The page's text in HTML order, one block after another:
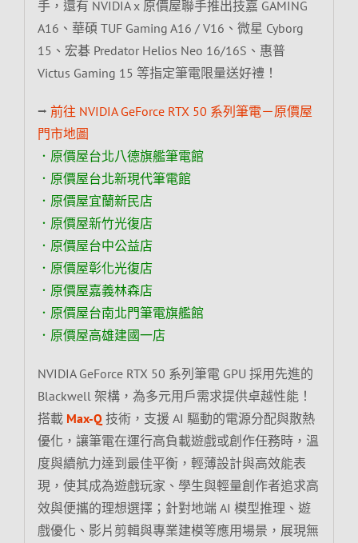
手，還有 NVIDIA x 原價屋聯手推出技嘉 GAMING
A16、華碩 TUF Gaming A16 / V16、微星 Cyborg
15、宏碁 Predator Helios Neo 16/16S、惠普
Victus Gaming 15 等指定筆電限量送好禮！
⭢ 前往 NVIDIA GeForce RTX 50 系列筆電－原價屋
門市地圖
．原價屋台北八德旗艦筆電館
．原價屋台北新現代筆電館
．原價屋宜蘭新民店
．原價屋新竹光復店
．原價屋台中公益店
．原價屋彰化光復店
．原價屋嘉義林森店
．原價屋台南北門筆電旗艦館
．原價屋高雄建國一店
NVIDIA GeForce RTX 50 系列筆電 GPU 採用先進的
Blackwell 架構，為多元用戶需求提供卓越性能！
搭載 Max-Q 技術，支援 AI 驅動的電源分配與散熱
優化，讓筆電在運行高負載遊戲或創作任務時，溫
度與續航力達到最佳平衡，輕薄設計與高效能表
現，使其成為遊戲玩家、學生與輕量創作者追求高
效與便攜的理想選擇；針對地端 AI 模型推理、遊
戲優化、影片剪輯與專業建模等應用場景，展現無